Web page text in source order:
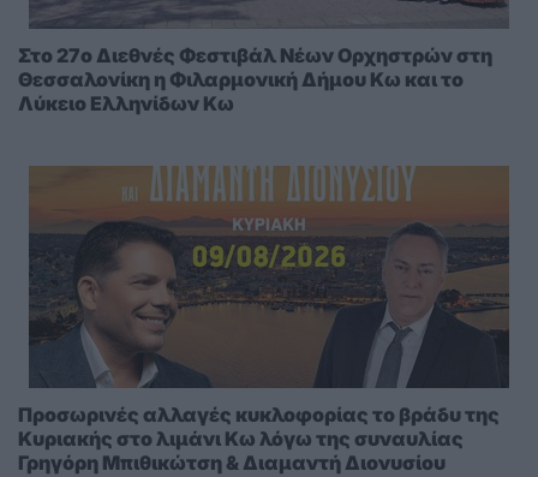
Στο 27ο Διεθνές Φεστιβάλ Νέων Ορχηστρών στη
Θεσσαλονίκη η Φιλαρμονική Δήμου Κω και το
Λύκειο Ελληνίδων Κω
Προσωρινές αλλαγές κυκλοφορίας το βράδυ της
Κυριακής στο λιμάνι Κω λόγω της συναυλίας
Γρηγόρη Μπιθικώτση & Διαμαντή Διονυσίου